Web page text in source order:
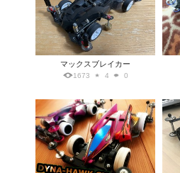
マックスブレイカー
1673 4 0